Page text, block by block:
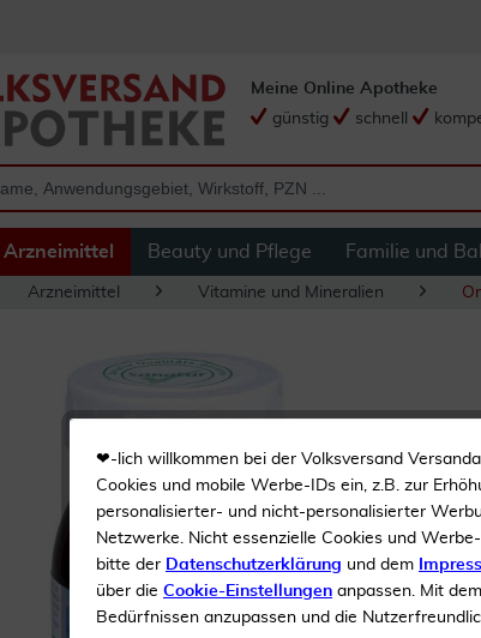
Meine Online Apotheke
günstig
schnell
Arzneimittel Beauty und Pflege Familie und
Arzneimittel Vitamine und Mineralien
❤-lich willkommen bei der Volksversand
Cookies und mobile Werbe-IDs ein, z.B. zur
personalisierter- und nicht-personalisierter
Netzwerke. Nicht essenzielle Cookies und
bitte der Datenschutzerklärung und dem
über die Cookie-Einstellungen anpassen. Mit
Bedürfnissen anzupassen und die